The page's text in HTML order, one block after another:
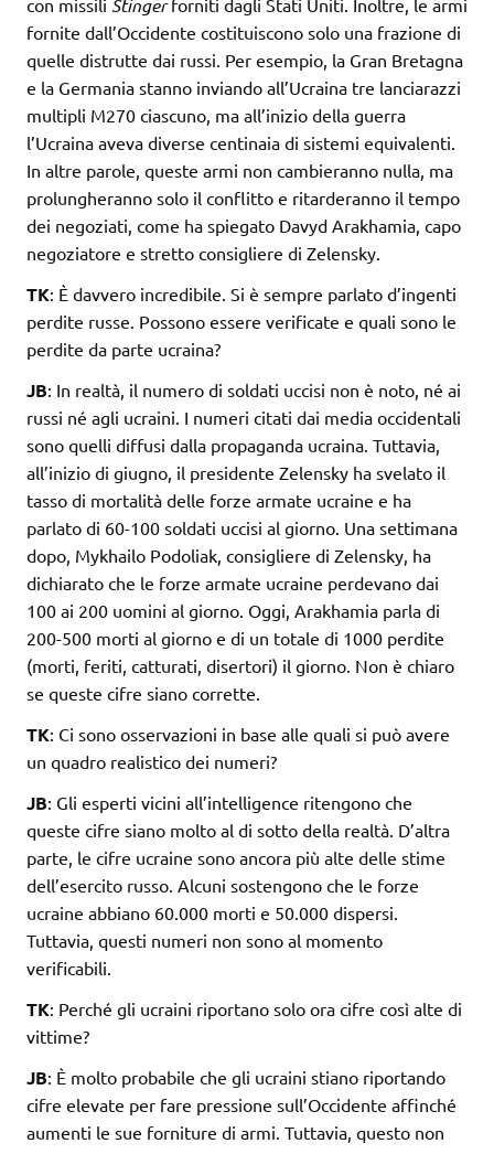
con missili Stingerforniti dagli Stati Uniti. Inoltre, le armi
fornite dall’Occidente costituiscono solo una frazione di
quelle distrutte dai russi. Per esempio, la Gran Bretagna
e la Germania stanno inviando all’Ucraina tre lanciarazzi
multipli M270 ciascuno, ma all’inizio della guerra
l’Ucraina aveva diverse centinaia di sistemi equivalenti.
In altre parole, queste armi non cambieranno nulla, ma
prolungheranno solo il conflitto e ritarderanno il tempo
dei negoziati, come ha spiegato Davyd Arakhamia, capo
negoziatore e stretto consigliere di Zelensky.
TK: È davvero incredibile. Si è sempre parlato d’ingenti
perdite russe. Possono essere verificate e quali sono le
perdite da parte ucraina?
JB: In realtà, il numero di soldati uccisi non è noto, né ai
russi né agli ucraini. I numeri citati dai media occidentali
sono quelli diffusi dalla propaganda ucraina. Tuttavia,
all’inizio di giugno, il presidente Zelensky ha svelato il
tasso di mortalità delle forze armate ucraine e ha
parlato di 60-100 soldati uccisi al giorno. Una settimana
dopo, Mykhailo Podoliak, consigliere di Zelensky, ha
dichiarato che le forze armate ucraine perdevano dai
100 ai 200 uomini al giorno. Oggi, Arakhamia parla di
200-500 morti al giorno e di un totale di 1000 perdite
(morti, feriti, catturati, disertori) il giorno. Non è chiaro
se queste cifre siano corrette.
TK: Ci sono osservazioni in base alle quali si può avere
un quadro realistico dei numeri?
JB: Gli esperti vicini all’intelligence ritengono che
queste cifre siano molto al di sotto della realtà. D’altra
parte, le cifre ucraine sono ancora più alte delle stime
dell’esercito russo. Alcuni sostengono che le forze
ucraine abbiano 60.000 morti e 50.000 dispersi.
Tuttavia, questi numeri non sono al momento
verificabili.
TK: Perché gli ucraini riportano solo ora cifre così alte di
vittime?
JB: È molto probabile che gli ucraini stiano riportando
cifre elevate per fare pressione sull’Occidente affinché
aumenti le sue forniture di armi. Tuttavia, questo non